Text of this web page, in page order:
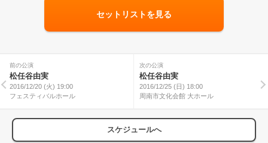
セットリストを見る
前の公演
松任谷由実
2016/12/20 (火) 19:00
フェスティバルホール
次の公演
松任谷由実
2016/12/25 (日) 18:00
周南市文化会館 大ホール
スケジュールへ